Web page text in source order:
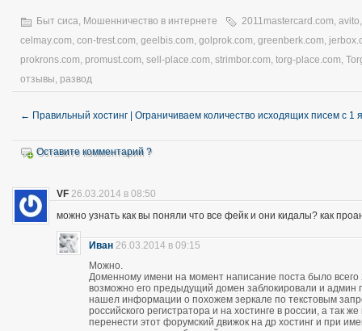
Быт сиса Мошенничество в интернете 2011mastercard.com avito
celmay.com con-trest.com geelbis.com golprok.com greenberk.com
prokrons.com promust.com sell-place.com strimbor.com torg-place.com
отзывы развод
← Правильный хостинг | Ограничиваем количество исходящих писем с 1
Оставите комментарий ?
VF 26.03.2014 в 08:50
можно узнать как вы поняли что все фейк и они кидалы? как
Иван 26.03.2014 в 09:15
Можно.
Доменному имени на момент написание поста было
возможно его предыдущий домен заблокировали и админ
нашел информации о похожем зеркале по текстовым
российского регистратора и на хостинге в россии, а
перенести этот форумский движок на др хостинг и при